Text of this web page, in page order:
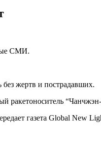
СМИ.
жертв и пострадавших.
ракетоноситель
газета Global New